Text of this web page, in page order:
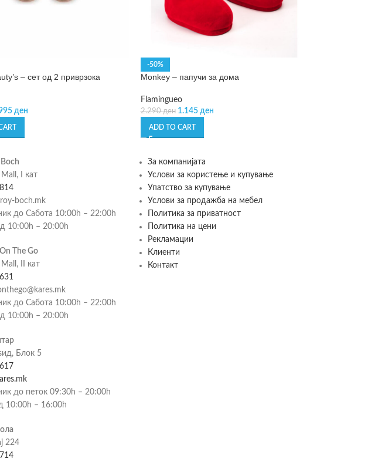
– сет од 2 приврзока
ден
-50%
Monkey – папучи за дома
Flamingueo
2.290ден 1.145 ден
ADD TO CART
Mall, I кат
boch.mk
до Сабота 10:00h – 22:00h
10:00h – 20:00h
The Go
Mall, II кат
до Сабота 10:00h – 22:00h
10:00h – 20:00h
Блок 5
до петок 09:30h – 20:00h
10:00h – 16:00h
224
За компанијата
Услови за користење и купување
Упатство за купување
Услови за продажба на мебел
Политика за приватност
Политика на цени
Рекламации
Клиенти
Контакт